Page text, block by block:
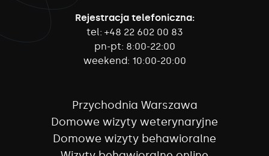
Rejestracja telefoniczna:
tel: +48 22 602 00 83
pn-pt: 8:00-22:00
weekend: 10:00-20:00
Przychodnia Warszawa
Domowe wizyty weterynaryjne
Domowe wizyty behawioralne